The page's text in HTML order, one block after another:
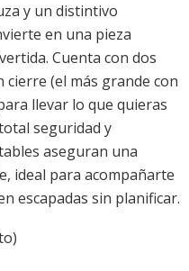
y un distintivo
en una pieza
Cuenta con dos
(el más grande con
llevar lo que quieras
seguridad y
aseguran una
ideal para acompañarte
escapadas sin planificar.